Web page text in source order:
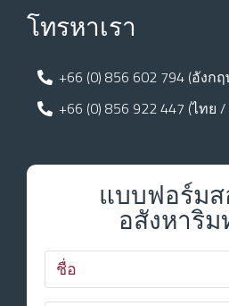
โทรหาเรา
+66 (0) 856 602 794 (อังก
+66 (0) 856 922 447 (ไทย /
แบบฟอร์ม
อสังหาริ